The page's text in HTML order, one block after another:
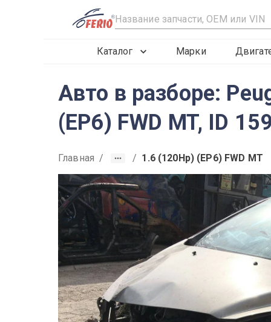
R
Каталог Марки
Авто в разборе:
(EP6) FWD MT, ID
Главная / / 1.6 (120Hp) (EP6) FWD MT